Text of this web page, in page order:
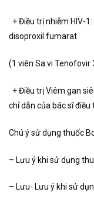
+ Điều trị nhiễm HIV-
disoproxil fumarat
(1 viên Sa vi Tenofovir
+ Điều trị Viêm gan
chỉ dẫn của bác sĩ điều
Chú ý sử dụng thuốc
– Lưu ý khi sử dụng
– Lưu- Lưu ý khi sử